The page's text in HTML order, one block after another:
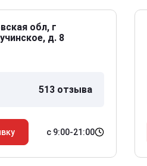
обл, г
д. 8
513 отзыва
с 9:00-21:00